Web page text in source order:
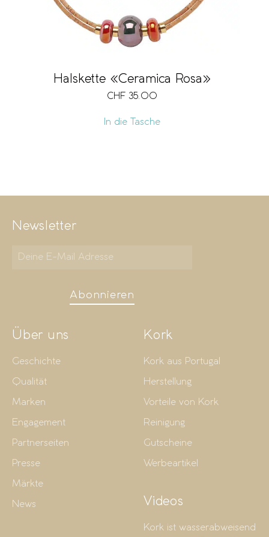
Halskette «Ceramica Rosa»
CHF 35.00
In die Tasche
Newsletter
Abonnieren
Über uns
Geschichte
Qualität
Marken
Engagement
Partnerseiten
Presse
Märkte
News
Kork
Kork aus Portugal
Herstellung
Vorteile von Kork
Reinigung
Gutscheine
Werbeartikel
Videos
Kork ist wasserabweisend